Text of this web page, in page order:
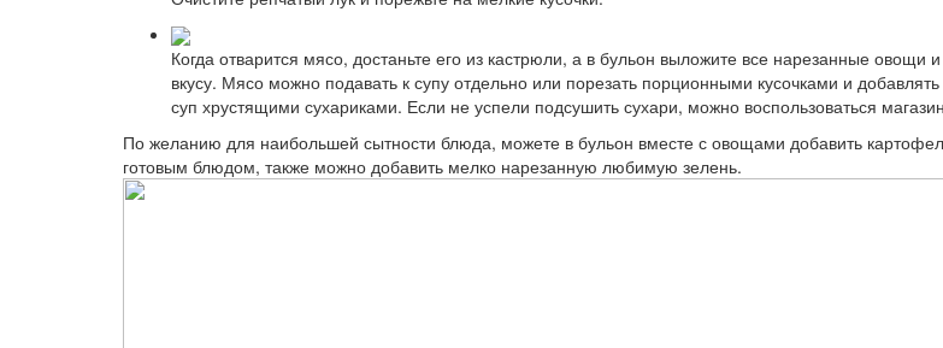
Когда отварится мясо, достаньте его из кастрюли, а в бульон выложите все нарезанные
вкусу. Мясо можно подавать к супу отдельно или порезать порционными кусочками и
суп хрустящими сухариками. Если не успели подсушить сухари, можно воспользоваться
По желанию для наибольшей сытности блюда, можете в бульон вместе с овощами добавить
готовым блюдом, также можно добавить мелко нарезанную любимую зелень.